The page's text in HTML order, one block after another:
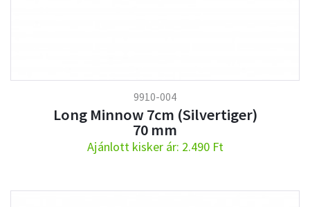
9910-004
Long Minnow 7cm (Silvertiger)
70 mm
Ajánlott kisker ár: 2.490 Ft